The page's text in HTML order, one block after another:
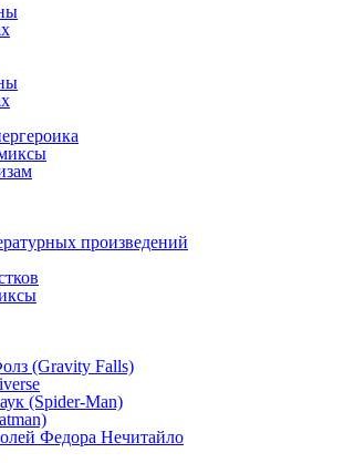
произведений
(Gravity Falls)
(Spider-Man)
Федора Нечитайло